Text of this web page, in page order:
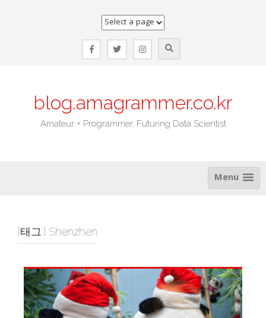
blog.amagrammer.co.kr
Amateur + Programmer, Futuring Data Scientist
Menu
[태그:] Shenzhen